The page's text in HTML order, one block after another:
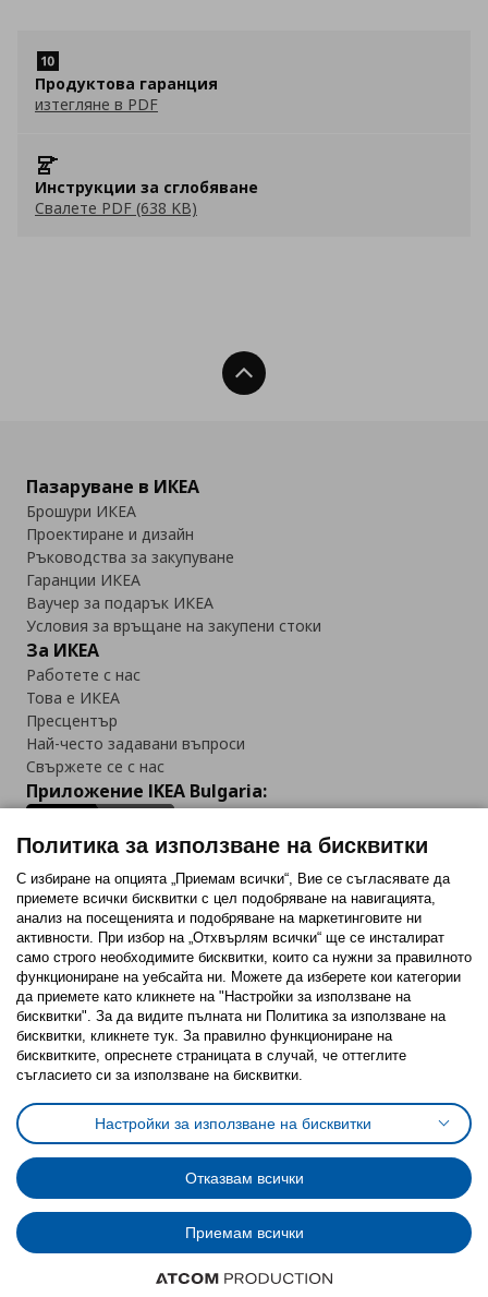
Продуктова гаранция
изтегляне в PDF
Инструкции за сглобяване
Свалете PDF (638 KB)
Нагоре
Пазаруване в ИКЕА
Брошури ИКЕА
Проектиране и дизайн
Ръководства за закупуване
Гаранции ИКЕА
Ваучер за подарък ИКЕА
Условия за връщане на закупени стоки
За ИКЕА
Работете с нас
Това е ИКЕА
Пресцентър
Най-често задавани въпроси
Свържете се с нас
Приложение IKEA Bulgaria:
Последвайте ни:
FacebookTwitterYoutubePinterestInstagram
Политика за използване на бисквитки (Cookies)
Избор на настройки за използване на бисквитки
Условия за ползване на ikea.bgОбща политика за личните данни
Политика за защита на личните данни на ikea.bg
Общи условия на програма IKEA Family
Политика за защита на лични данни на програма IKEA Family
© Inter-IKEA Systems B.V. 1999 - 2025
Политика за използване на бисквитки
С избиране на опцията „Приемам всички“, Вие се съгласявате да
приемете всички бисквитки с цел подобряване на навигацията,
анализ на посещенията и подобряване на маркетинговите ни
активности. При избор на „Отхвърлям всички“ ще се инсталират
само строго необходимитe бисквитки, които са нужни за правилното
функциониране на уебсайта ни. Можете да изберете кои категории
да приемете като кликнете на "Настройки за използване на
бисквитки". За да видите пълната ни Политика за използване на
бисквитки, кликнете тук. За правилно функциониране на
бисквитките, опреснете страницата в случай, че оттеглите
съгласието си за използване на бисквитки.
Настройки за използване на бисквитки
Отказвам всички
Приемам всички